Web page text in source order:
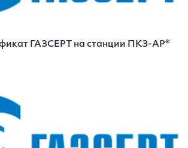
ГАЗСЕРТ на станции ПКЗ-АР®